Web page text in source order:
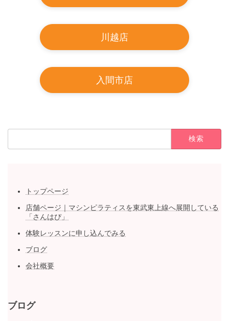
川越店
入間市店
検
トップページ
店舗ページ｜マシンピラティスを東武東上線へ展開している
「さんはぴ」
体験レッスンに申し込んでみる
ブログ
会社概要
ブログ